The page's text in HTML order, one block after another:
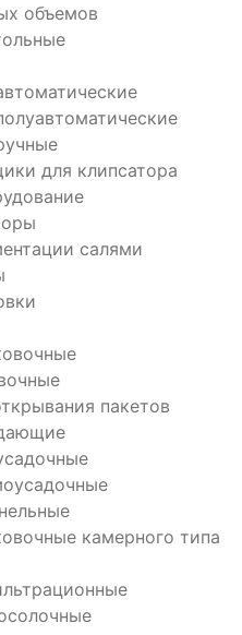
объемов
для клипсатора
салями
пакетов
камерного типа